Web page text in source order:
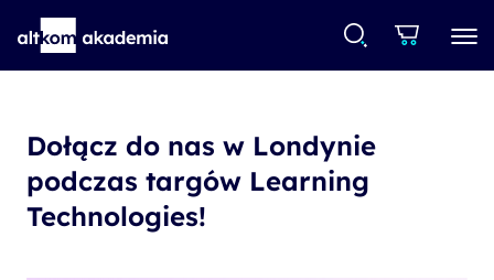
Dołącz do nas w Londynie
podczas targów Learning
Technologies!